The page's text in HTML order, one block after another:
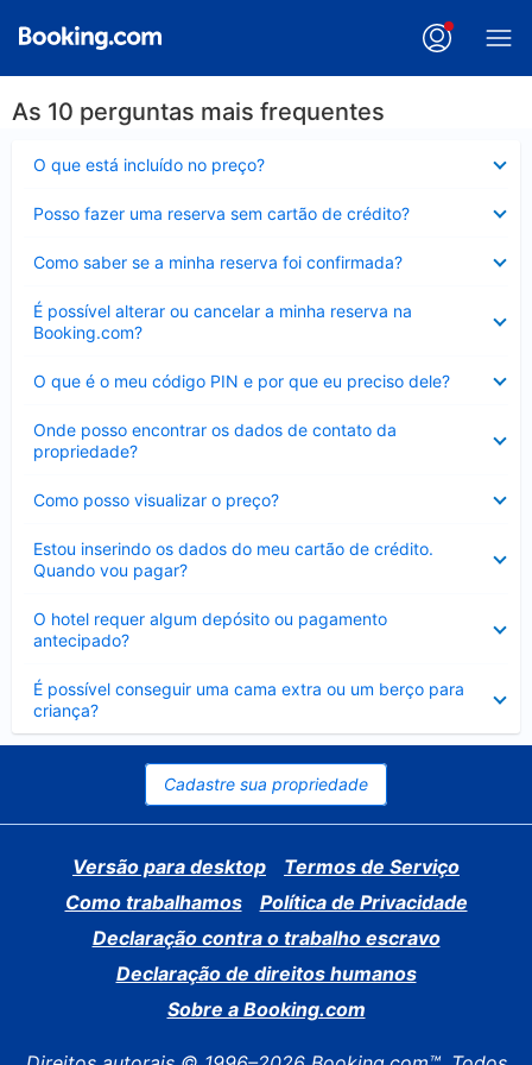
As 10 perguntas mais frequentes
O que está incluído no preço?
Posso fazer uma reserva sem cartão de crédito?
Como saber se a minha reserva foi confirmada?
É possível alterar ou cancelar a minha reserva na
Booking.com?
Contraído
O que é o meu código PIN e por que eu preciso dele?
Onde posso encontrar os dados de contato da
propriedade?
Como posso visualizar o preço?
Estou inserindo os dados do meu cartão de crédito.
Quando vou pagar?
O hotel requer algum depósito ou pagamento
antecipado?
É possível conseguir uma cama extra ou um berço para
criança?
Contraído
Cadastre sua propriedade
Versão para desktop
Termos de Serviço
Como trabalhamos
Política de Privacidade
Declaração contra o trabalho escravo
Declaração de direitos humanos
Sobre a Booking.com